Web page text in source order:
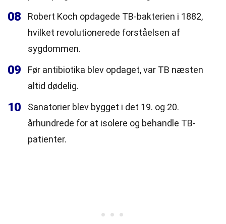
08
Robert Koch opdagede TB-bakterien i 1882,
hvilket revolutionerede forståelsen af
sygdommen.
09
Før antibiotika blev opdaget, var TB næsten
altid dødelig.
10
Sanatorier blev bygget i det 19. og 20.
århundrede for at isolere og behandle TB-
patienter.